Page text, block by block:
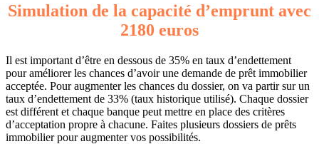
Simulation de la capacité d’emprunt avec
2180 euros
Il est important d’être en dessous de 35% en taux d’endettement
pour améliorer les chances d’avoir une demande de prêt immobilier
acceptée. Pour augmenter les chances du dossier, on va partir sur un
taux d’endettement de 33% (taux historique utilisé). Chaque dossier
est différent et chaque banque peut mettre en place des critères
d’acceptation propre à chacune. Faites plusieurs dossiers de prêts
immobilier pour augmenter vos possibilités.